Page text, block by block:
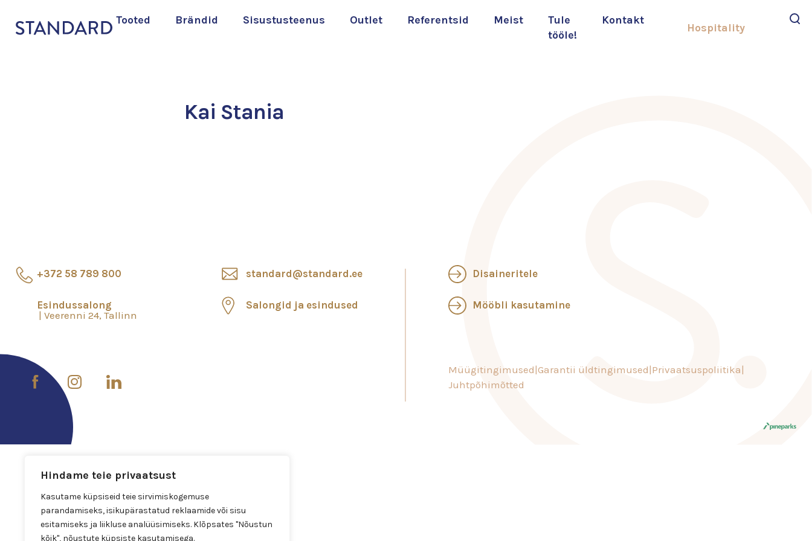
Hindame teie privaatsust
Kasutame küpsiseid teie sirvimiskogemuse
parandamiseks, isikupärastatud reklaamide või sisu
esitamiseks ja liikluse analüüsimiseks. Klõpsates "Nõustun
kõik", nõustute küpsiste kasutamisega.
Tooted Brändid Sisustusteenus Outlet Referentsid Meist
Tule
tööle!
Kontakt
Hospitality
Kai Stania
+372 58 789 800
Esindussalong
Veerenni 24, Tallinn
standard@standard.ee
Salongid ja esindused
Disaineritele
Mööbli kasutamine
Müügitingimused Garantii üldtingimused Privaatsuspoliitika
Juhtpõhimõtted